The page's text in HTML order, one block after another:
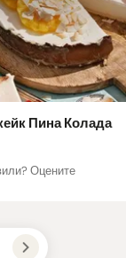
Пина Колада
Оцените